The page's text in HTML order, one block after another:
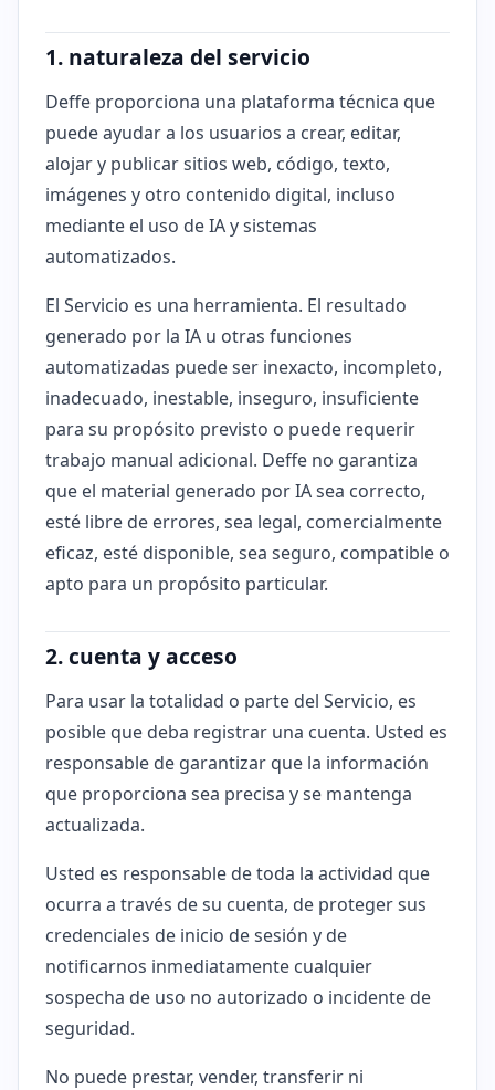
1. naturaleza del servicio
Deffe proporciona una plataforma técnica que
puede ayudar a los usuarios a crear, editar,
alojar y publicar sitios web, código, texto,
imágenes y otro contenido digital, incluso
mediante el uso de IA y sistemas
automatizados.
El Servicio es una herramienta. El resultado
generado por la IA u otras funciones
automatizadas puede ser inexacto, incompleto,
inadecuado, inestable, inseguro, insuficiente
para su propósito previsto o puede requerir
trabajo manual adicional. Deffe no garantiza
que el material generado por IA sea correcto,
esté libre de errores, sea legal, comercialmente
eficaz, esté disponible, sea seguro, compatible o
apto para un propósito particular.
2. cuenta y acceso
Para usar la totalidad o parte del Servicio, es
posible que deba registrar una cuenta. Usted es
responsable de garantizar que la información
que proporciona sea precisa y se mantenga
actualizada.
Usted es responsable de toda la actividad que
ocurra a través de su cuenta, de proteger sus
credenciales de inicio de sesión y de
notificarnos inmediatamente cualquier
sospecha de uso no autorizado o incidente de
seguridad.
No puede prestar, vender, transferir ni